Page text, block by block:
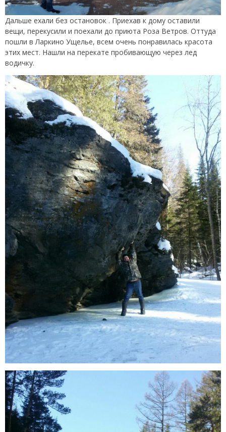
Дальше ехали без остановок . Приехав к дому оставили
вещи, перекусили и поехали до приюта Роза Ветров. Оттуда
пошли в Ларкино Ущелье, всем очень понравилась красота
этих мест. Нашли на перекате пробивающую через лед
водичку.